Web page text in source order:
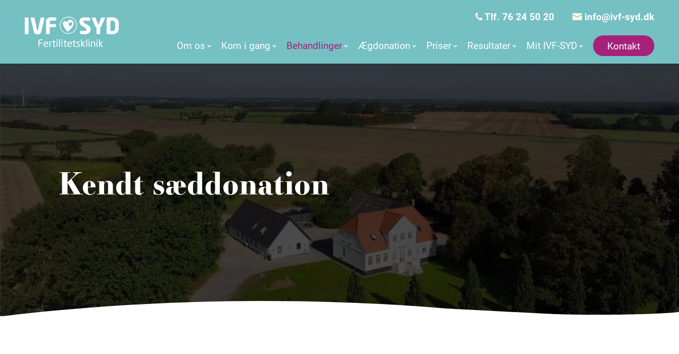
Tlf. 76 24 50 20 info@ivf-syd.dk
Om os Kom i gang Behandlinger Ægdonation Priser Resultater Mit IVF-SYD Kontakt
Kendt sæddonation